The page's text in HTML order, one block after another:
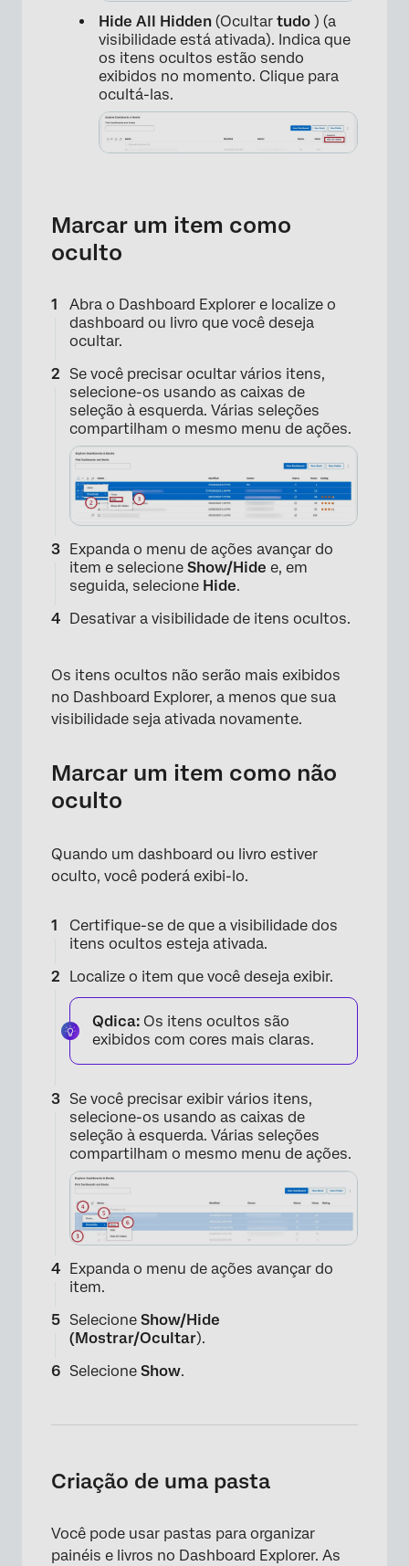
×
×
Hide All Hidden (Ocultar tudo ) (a
visibilidade está ativada). Indica que
os itens ocultos estão sendo
exibidos no momento. Clique para
ocultá-las.
Marcar um item como
oculto
Abra o Dashboard Explorer e localize o
dashboard ou livro que você deseja
ocultar.
Se você precisar ocultar vários itens,
selecione-os usando as caixas de
seleção à esquerda. Várias seleções
compartilham o mesmo menu de ações.
×
Expanda o menu de ações avançar do
item e selecione Show/Hide e, em
seguida, selecione Hide.
Desativar a visibilidade de itens ocultos.
Os itens ocultos não serão mais exibidos
no Dashboard Explorer, a menos que sua
visibilidade seja ativada novamente.
Marcar um item como não
oculto
Quando um dashboard ou livro estiver
oculto, você poderá exibi-lo.
Certifique-se de que a visibilidade dos
itens ocultos esteja ativada.
Localize o item que você deseja exibir.
Qdica: Os itens ocultos são
exibidos com cores mais claras.
Se você precisar exibir vários itens,
selecione-os usando as caixas de
seleção à esquerda. Várias seleções
compartilham o mesmo menu de ações.
Expanda o menu de ações avançar do
item.
Selecione Show/Hide
(Mostrar/Ocultar).
Selecione Show.
Criação de uma pasta
Você pode usar pastas para organizar
painéis e livros no Dashboard Explorer. As